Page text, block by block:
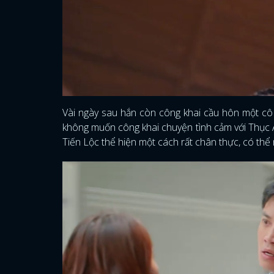
Vài ngày sau hắn còn công khai cầu hôn một
không muốn công khai chuyện tình cảm với
Tiến Lộc thể hiện một cách rất chân thực, có